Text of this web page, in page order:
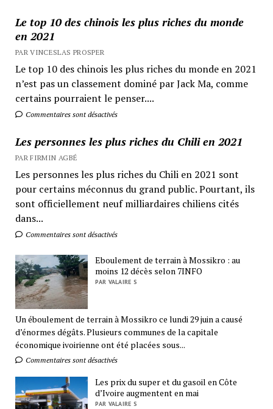
Le top 10 des chinois les plus riches du monde
en 2021
PAR VINCESLAS PROSPER
Le top 10 des chinois les plus riches du monde en 2021
n’est pas un classement dominé par Jack Ma, comme
certains pourraient le penser....
Commentaires sont désactivés
Les personnes les plus riches du Chili en 2021
PAR FIRMIN AGBÉ
Les personnes les plus riches du Chili en 2021 sont
pour certains méconnus du grand public. Pourtant, ils
sont officiellement neuf milliardaires chiliens cités
dans...
Commentaires sont désactivés
Eboulement de terrain à Mossikro : au
moins 12 décès selon 7INFO
PAR VALAIRE S
Un éboulement de terrain à Mossikro ce lundi 29 juin a causé
d’énormes dégâts. Plusieurs communes de la capitale
économique ivoirienne ont été placées sous...
Commentaires sont désactivés
Les prix du super et du gasoil en Côte
d’Ivoire augmentent en mai
PAR VALAIRE S